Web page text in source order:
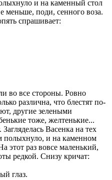
и на каменный стол
поди, сенного воза.
спрашивает:
во все стороны. Ровно
различна, что блестят по-
другие зелеными
тоже, желтенькие...
Васенка на тех
полыхнуло, и на каменном
этот раз вовсе маленький,
редкой. Снизу кричат:
глаз.